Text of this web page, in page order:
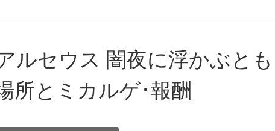
ルセウス 闇夜に浮かぶと
所とミカルゲ･報酬